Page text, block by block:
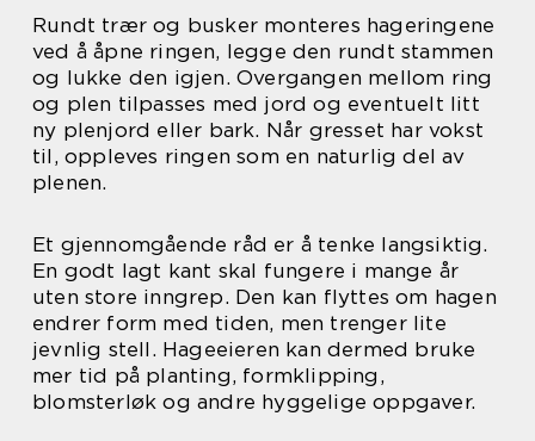
Rundt trær og busker monteres hageringene
ved å åpne ringen, legge den rundt stammen
og lukke den igjen. Overgangen mellom ring
og plen tilpasses med jord og eventuelt litt
ny plenjord eller bark. Når gresset har vokst
til, oppleves ringen som en naturlig del av
plenen.
Et gjennomgående råd er å tenke langsiktig.
En godt lagt kant skal fungere i mange år
uten store inngrep. Den kan flyttes om hagen
endrer form med tiden, men trenger lite
jevnlig stell. Hageeieren kan dermed bruke
mer tid på planting, formklipping,
blomsterløk og andre hyggelige oppgaver.